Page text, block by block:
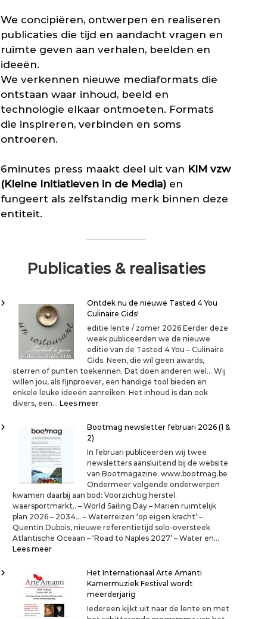
a
z
i
-
u
i
t
g
r
t
a
e
o
z
a
l
i
k
k
d
o
f
v
e
e
o
e
k
e
v
o
o
r
h
b
l
o
e
d
n
?
We concipiëren, ontwerpen en realiseren
publicaties die tijd en aandacht vragen en
ruimte geven aan verhalen, beelden en
ideeën.
We verkennen nieuwe mediaformats die
ontstaan waar inhoud, beeld en
technologie elkaar ontmoeten. Formats
die inspireren, verbinden en soms
ontroeren.
6minutes press maakt deel uit van KIM vzw
(Kleine Initiatieven in de Media) en
fungeert als zelfstandig merk binnen deze
entiteit.
Publicaties & realisaties
Ontdek nu de nieuwe Tasted 4 You
Culinaire Gids!
editie lente / zomer 2026 Eerder deze
week publiceerden we de nieuwe
editie van de Tasted 4 You – Culinaire
Gids. Neen, die wil geen awards,
sterren of punten toekennen. Dat doen anderen wel… Wij
willen jou, als fijnproever, een handige tool bieden en
enkele leuke ideeën aanreiken. Het inhoud is dan ook
divers, een…Lees meer:
n
e
k
n
u
d
e
n
i
e
e
T
a
s
Bootmag newsletter februari 2026 (1 &
2)
In februari publiceerden wij twee
newsletters aansluitend bij de website
van Bootmagazine. www.bootmag.be
Ondermeer volgende onderwerpen
kwamen daarbij aan bod: Voorzichtig herstel.
waersportmarkt.. – World Sailing Day – Marien ruimtelijk
plan 2026 – 2034… – Waterreizen ‘op eigen kracht’ –
Quentin Dubois, nieuwe referentietijd solo-oversteek
Atlantische Oceaan – ‘Road to Naples 2027’ – Water en…
Lees meer:
o
t
m
a
Het Internationaal Arte Amanti
Kamermuziek Festival wordt
meerderjarig
Iedereen kijkt uit naar de lente en met